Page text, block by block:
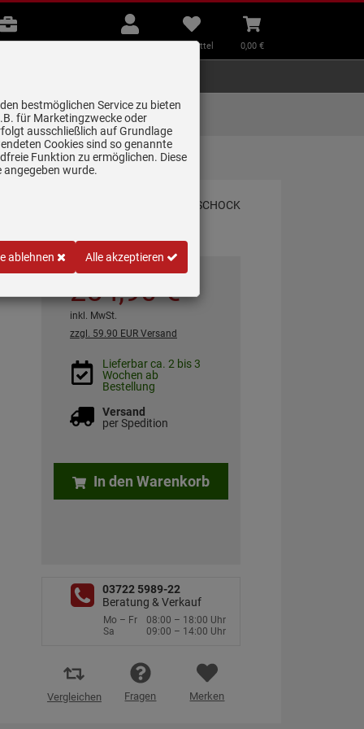
Beratung
Mein
Konto
Merkzettel
aufklappen
Merkzettel
Warenkorb
aufklappen
0,00 €
Lieferung zum
Wunschtermin
Gran…
254,90 €
inkl. MwSt.
zzgl. 59.90 EUR Versand
Lieferbar ca. 2 bis 3
Wochen ab
Bestellung
Versand
per Spedition
In den Warenkorb
03722 5989-22
Beratung & Verkauf
Mo – Fr
08:00 – 18:00 Uhr
Sa
09:00 – 14:00 Uhr
Vergleichen Fragen Merken
bestmöglichen Service zu bieten
für Marketingzwecke oder
ausschließlich auf Grundlage
Cookies sind so genannte
Funktion zu ermöglichen. Diese
angegeben wurde.
ablehnen Alle akzeptieren